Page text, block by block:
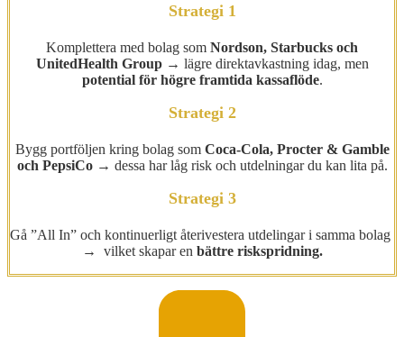
Strategi 1
Komplettera med bolag som Nordson, Starbucks och
UnitedHealth Group→ lägre direktavkastning idag, men
potential för högre framtida kassaflöde.
Strategi 2
Bygg portföljen kring bolag som Coca-Cola, Procter & Gamble
och PepsiCo→ dessa har låg risk och utdelningar du kan lita på.
Strategi 3
Gå ”All In” och kontinuerligt återivestera utdelingar i samma bolag
→ vilket skapar en bättre riskspridning.